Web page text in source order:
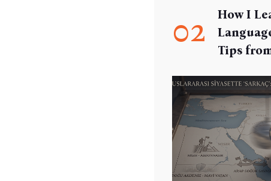
02
How I
Tips